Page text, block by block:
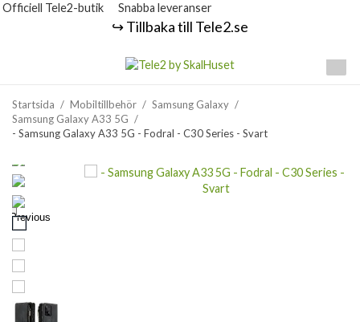
Officiell Tele2-butik Snabba leveranser
↪️ Tillbaka till Tele2.se
Startsida / Mobiltillbehör / Samsung Galaxy /
Samsung Galaxy A33 5G /
- Samsung Galaxy A33 5G - Fodral - C30 Series - Svart
Previous